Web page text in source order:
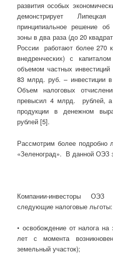
развития особых
демонстрирует
принципиальное решение
зоны в два раза (до 20
России работают более 270
внедренческих) с
объемом частных
83 млрд. руб. – инвестиции в
Объем налоговых
превысил 4 млрд. рублей,
продукции в денежном
рублей [5].
Рассмотрим более подробно
«Зеленоград». В данной ОЭЗ
Компании-инвесторы
следующие налоговые льготы:
• освобождение от налога
лет с момента
земельный участок);